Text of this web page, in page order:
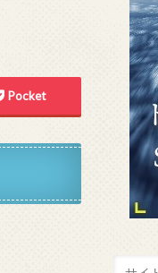
Pocket